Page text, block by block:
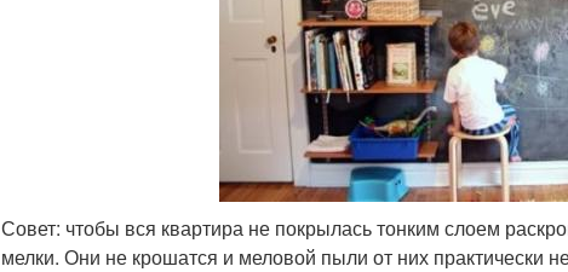
Совет: чтобы вся квартира не покрылась тонким слоем
мелки. Они не крошатся и меловой пыли от них практически